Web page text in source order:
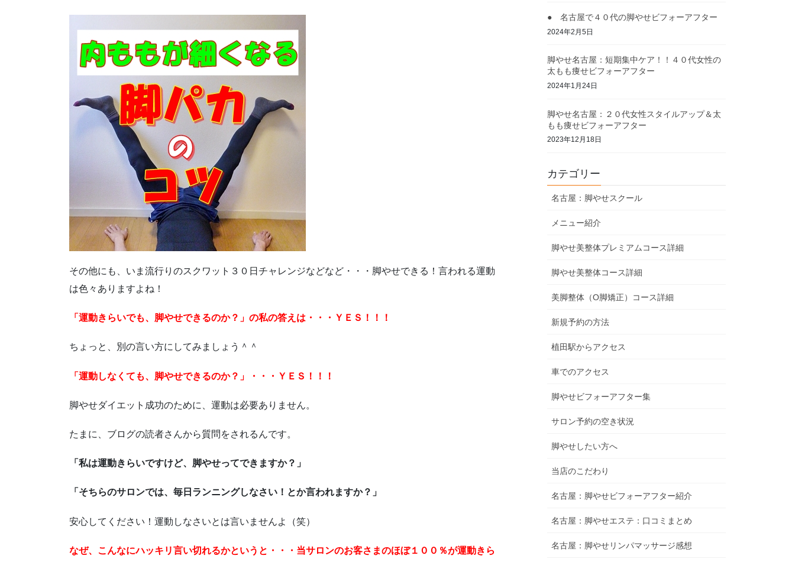
その他にも、いま流行りのスクワット３０日チャレンジなどなど・・・脚やせできる！言われる運動
は色々ありますよね！
「運動きらいでも、脚やせできるのか？」の私の答えは・・・ＹＥＳ！！！
ちょっと、別の言い方にしてみましょう＾＾
「運動しなくても、脚やせできるのか？」・・・ＹＥＳ！！！
脚やせダイエット成功のために、運動は必要ありません。
たまに、ブログの読者さんから質問をされるんです。
「私は運動きらいですけど、脚やせってできますか？」
「そちらのサロンでは、毎日ランニングしなさい！とか言われますか？」
安心してください！運動しなさいとは言いませんよ（笑）
なぜ、こんなにハッキリ言い切れるかというと・・・当サロンのお客さまのほぼ１００％が運動きら
● 名古屋で４０代の脚やせビフォーアフター
2024年2月5日
脚やせ名古屋：短期集中ケア！！４０代女性の
太もも痩せビフォーアフター
2024年1月24日
脚やせ名古屋：２０代女性スタイルアップ＆太
もも痩せビフォーアフター
2023年12月18日
カテゴリー
名古屋：脚やせスクール
メニュー紹介
脚やせ美整体プレミアムコース詳細
脚やせ美整体コース詳細
美脚整体（O脚矯正）コース詳細
新規予約の方法
植田駅からアクセス
車でのアクセス
脚やせビフォーアフター集
サロン予約の空き状況
脚やせしたい方へ
当店のこだわり
名古屋：脚やせビフォーアフター紹介
名古屋：脚やせエステ：口コミまとめ
名古屋：脚やせリンパマッサージ感想